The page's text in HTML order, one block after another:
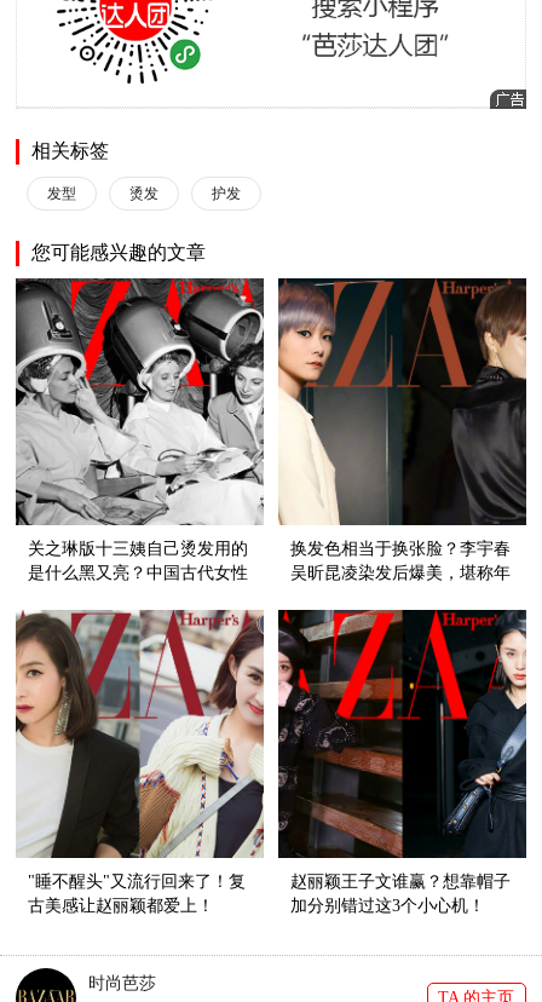
相关标签
发型 烫发 护发
您可能感兴趣的文章
关之琳版十三姨自己烫发用的
是什么黑又亮？中国古代女性
潮！
换发色相当于换张脸？李宇春
吴昕昆凌染发后爆美，堪称年
"睡不醒头"又流行回来了！复
古美感让赵丽颖都爱上！
赵丽颖王子文谁赢？想靠帽子
加分别错过这3个小心机！
时尚芭莎
TA 的主页